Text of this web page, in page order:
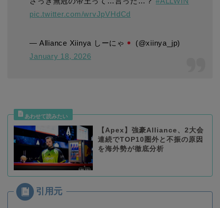
pic.twitter.com/wrvJpVHdCd
— Alliance Xiinya しーにゃ
(@xiinya_jp)
January 18, 2026
【Apex】強豪Alliance、2大会
連続でTOP10圏外と不振の原因
を海外勢が徹底分析